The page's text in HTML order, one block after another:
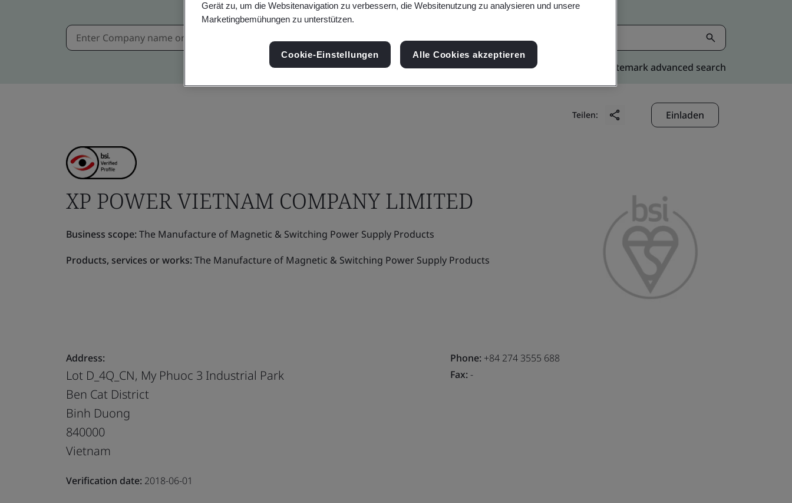
Kitemark advanced search
Teilen: Einladen
XP POWER VIETNAM COMPANY LIMITED
Business scope:The Manufacture of Magnetic & Switching Power Supply Products
Products, services or works:The Manufacture of Magnetic & Switching Power Supply Products
Address:
Lot D_4Q_CN, My Phuoc 3 Industrial Park
Ben Cat District
Binh Duong
840000
Vietnam
Verification date: 2018-06-01
Phone: +84 274 3555 688
Fax:-
Gerät zu, um die Websitenavigation zu verbessern, die Websitenutzung zu analysieren und unsere
Marketingbemühungen zu unterstützen.
Cookie-Einstellungen Alle Cookies akzeptieren